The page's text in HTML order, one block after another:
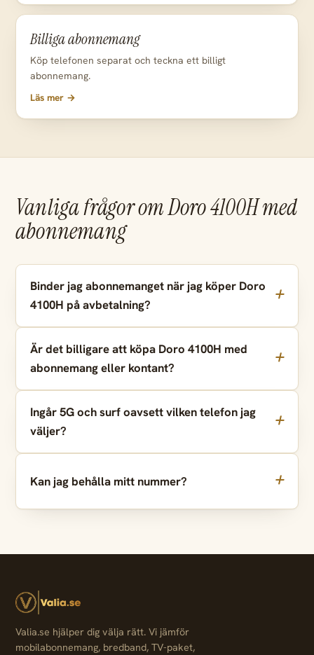
Billiga abonnemang
Köp telefonen separat och teckna ett billigt
abonnemang.
Läs mer →
Vanliga frågor om Doro 4100H med
abonnemang
Binder jag abonnemanget när jag köper Doro
4100H på avbetalning?
Är det billigare att köpa Doro 4100H med
abonnemang eller kontant?
Ingår 5G och surf oavsett vilken telefon jag
väljer?
Kan jag behålla mitt nummer?
Valia.se hjälper dig välja rätt. Vi jämför
mobilabonnemang, bredband, TV-paket,